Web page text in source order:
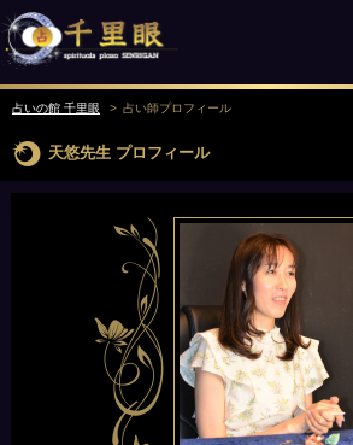
占いの館 千里眼 占い師プロフィール
天悠先生 プロフィール